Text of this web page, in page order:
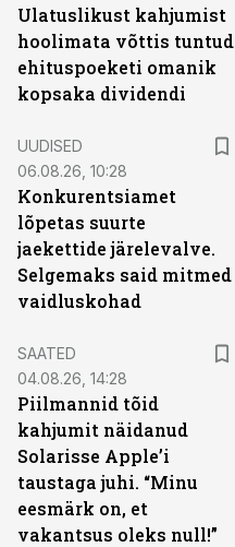
Ulatuslikust kahjumist
hoolimata võttis tuntud
ehituspoeketi omanik
kopsaka dividendi
UUDISED
06.08.26, 10:28
Konkurentsiamet
lõpetas suurte
jaekettide järelevalve.
Selgemaks said mitmed
vaidluskohad
SAATED
04.08.26, 14:28
Piilmannid tõid
kahjumit näidanud
Solarisse Apple’i
taustaga juhi. “Minu
eesmärk on, et
vakantsus oleks null!”